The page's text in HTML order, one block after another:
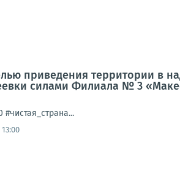
приведения территории в
силами Филиала № 3
13:00